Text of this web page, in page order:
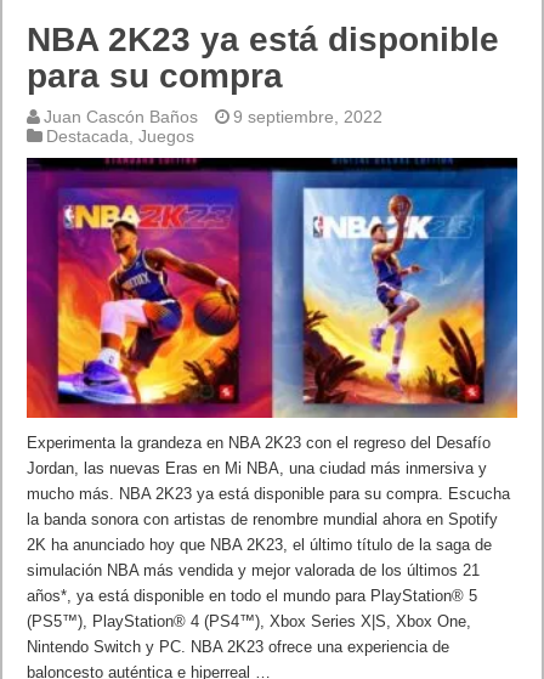
NBA 2K23 ya está disponible
para su compra
Juan Cascón Baños
9 septiembre, 2022
Destacada ,Juegos
Experimenta la grandeza en NBA 2K23 con el regreso del Desafío
Jordan, las nuevas Eras en Mi NBA, una ciudad más inmersiva y
mucho más. NBA 2K23 ya está disponible para su compra. Escucha
la banda sonora con artistas de renombre mundial ahora en Spotify
2K ha anunciado hoy que NBA 2K23, el último título de la saga de
simulación NBA más vendida y mejor valorada de los últimos 21
años*, ya está disponible en todo el mundo para PlayStation® 5
(PS5™), PlayStation® 4 (PS4™), Xbox Series X|S, Xbox One,
Nintendo Switch y PC. NBA 2K23 ofrece una experiencia de
baloncesto auténtica e hiperreal …